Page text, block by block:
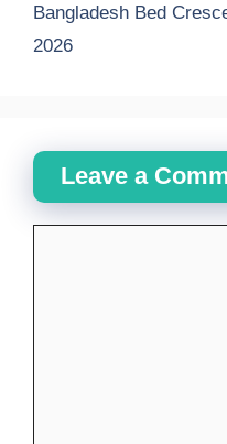
Bangladesh Bed
2026
Leave a